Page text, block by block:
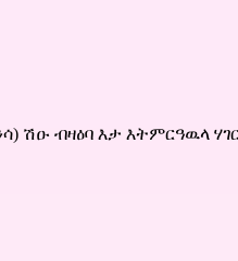
ሽዑ ብዛዕባ እታ እትምርዓዉላ